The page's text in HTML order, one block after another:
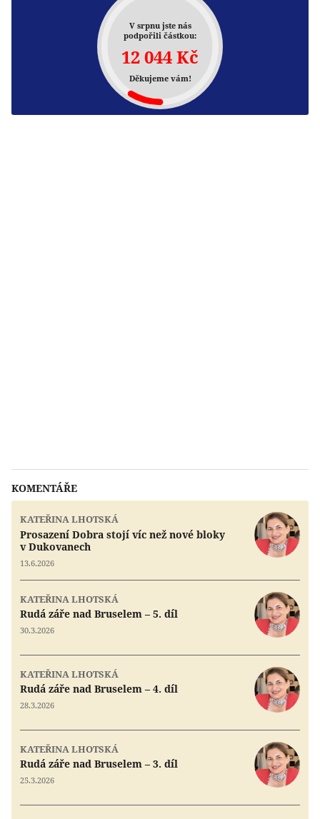
V srpnu jste nás
podpořili částkou:
12 044 Kč
Děkujeme vám!
KOMENTÁŘE
KATEŘINA LHOTSKÁ
Prosazení Dobra stojí víc než nové bloky
v Dukovanech
13.6.2026
KATEŘINA LHOTSKÁ
Rudá záře nad Bruselem – 5. díl
30.3.2026
KATEŘINA LHOTSKÁ
Rudá záře nad Bruselem – 4. díl
28.3.2026
KATEŘINA LHOTSKÁ
Rudá záře nad Bruselem – 3. díl
25.3.2026